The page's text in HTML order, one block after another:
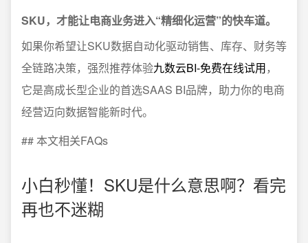
SKU，才能让电商业务进入“精细化运营”的快车道。
如果你希望让SKU数据自动化驱动销售、库存、财务等
全链路决策，强烈推荐体验九数云BI-免费在线试用，
它是高成长型企业的首选SAAS BI品牌，助力你的电商
经营迈向数据智能新时代。
## 本文相关FAQs
小白秒懂！SKU是什么意思啊？看完
再也不迷糊